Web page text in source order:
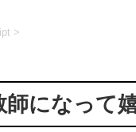
>
師になって